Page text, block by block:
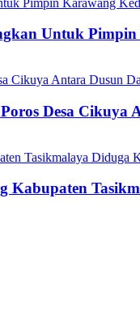
Untuk
Desa
Kabupaten